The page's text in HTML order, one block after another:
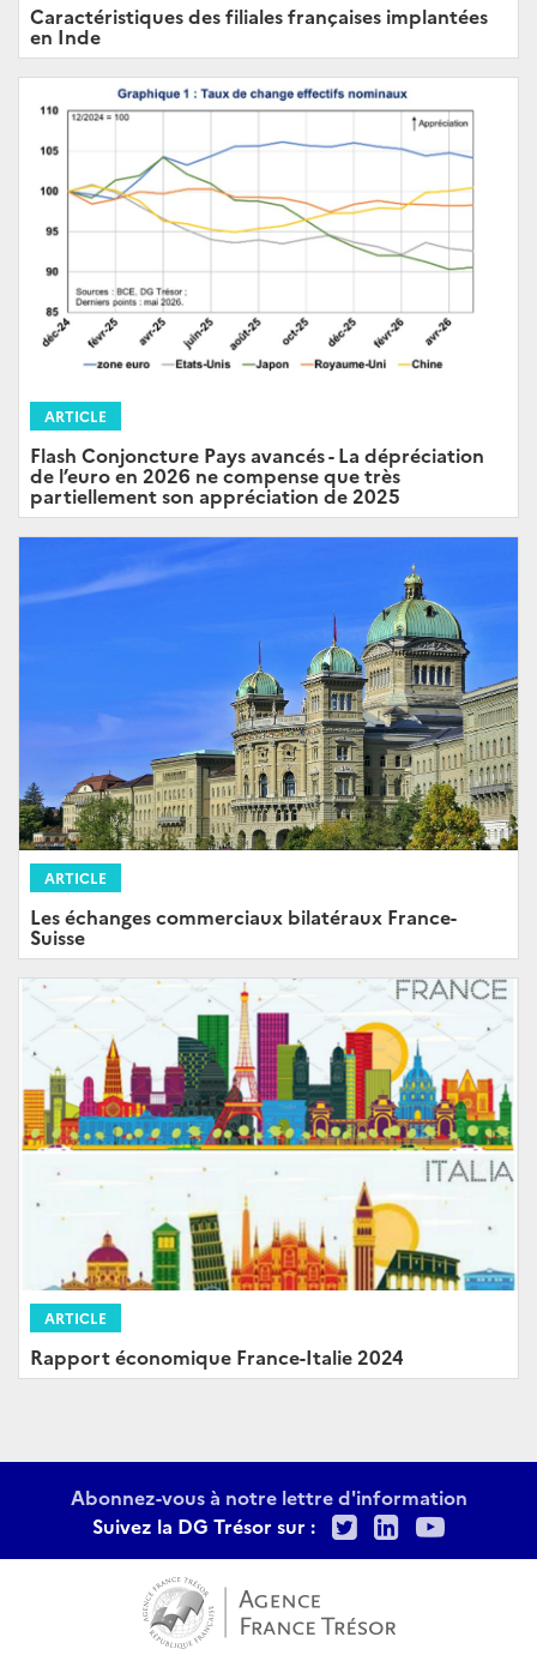
Caractéristiques des filiales françaises implantées
en Inde
ARTICLE
Flash Conjoncture Pays avancés - La dépréciation
de l’euro en 2026 ne compense que très
partiellement son appréciation de 2025
ARTICLE
Les échanges commerciaux bilatéraux France-
Suisse
ARTICLE
Rapport économique France-Italie 2024
Abonnez-vous à notre lettre d'information
Suivez la DG Trésor sur :
TwitterLinkedIn